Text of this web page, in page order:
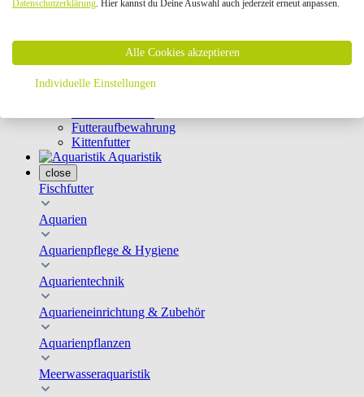
Geschirre & Leinen
Schutznetze
Kippfensterschutz
Katzenkameras
Futternäpfe
Futteraufbewahrung
Kittenfutter
Aquaristik
close
Fischfutter
Aquarien
Aquarienpflege & Hygiene
Aquarientechnik
Aquarieneinrichtung & Zubehör
Aquarienpflanzen
Meerwasseraquaristik
Datenschutzerklärung. Hier kannst du Deine Auswahl auch jederzeit erneut anpassen.
Alle Cookies akzeptieren
Individuelle Einstellungen